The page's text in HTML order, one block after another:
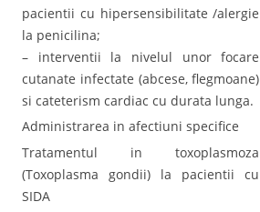
pacientii cu hipersensibilitate /alergie
la penicilina;
– interventii la nivelul unor focare
cutanate infectate (abcese, flegmoane)
si cateterism cardiac cu durata lunga.
Administrarea in afectiuni specifice
Tratamentul in toxoplasmoza
(Toxoplasma gondii) la pacientii cu
SIDA